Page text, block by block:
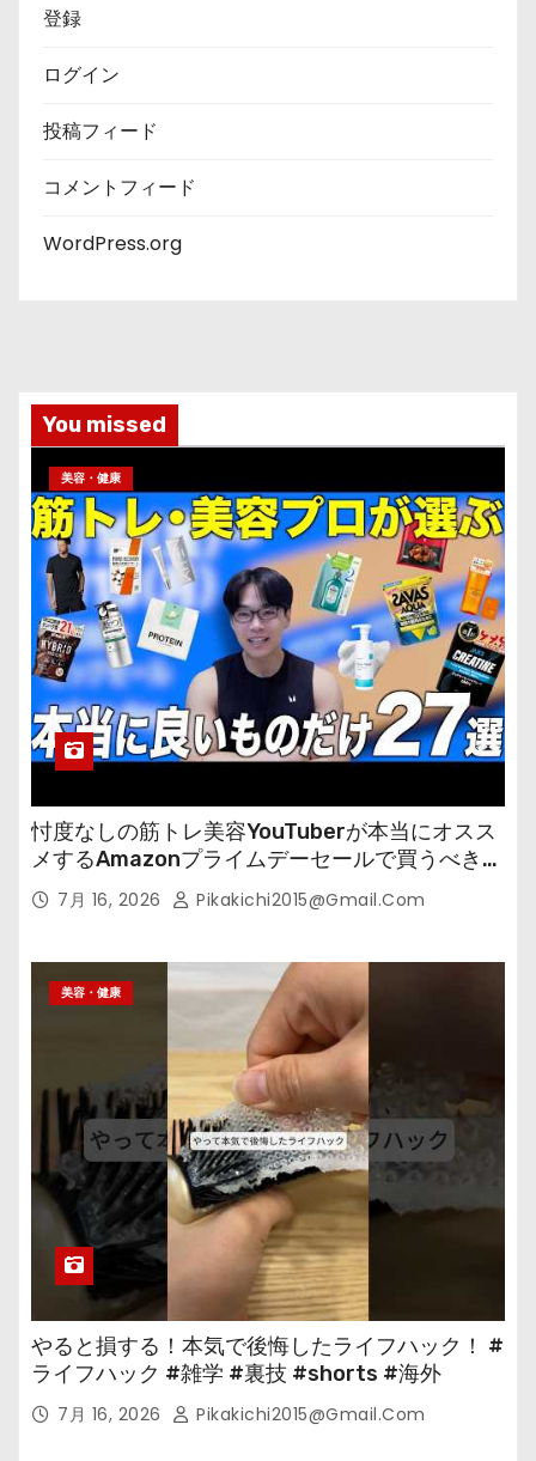
登録
ログイン
投稿フィード
コメントフィード
WordPress.org
You missed
美容・健康
忖度なしの筋トレ美容YouTuberが本当にオスス
メするAmazonプライムデーセールで買うべきも
の 7月 16, 2026 Pikakichi2015@gmail.com
美容・健康
やると損する！本気で後悔したライフハック！ #
ライフハック #雑学 #裏技 #shorts #海外
7月 16, 2026 Pikakichi2015@gmail.com